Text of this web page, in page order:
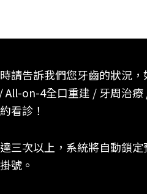
請告訴我們您牙齒的狀況，
All-on-4全口重建 / 牙周治療
看診！
三次以上，系統將自動鎖定
號。